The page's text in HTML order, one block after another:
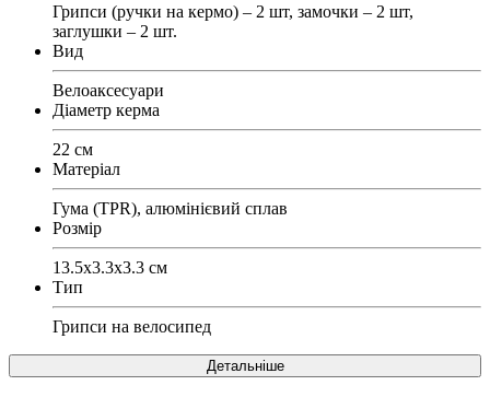
Грипси (ручки на кермо) – 2 шт, замочки – 2 шт,
заглушки – 2 шт.
Вид
Велоаксесуари
Діаметр керма
22 см
Матеріал
Гума (TPR), алюмінієвий сплав
Розмір
13.5х3.3х3.3 см
Тип
Грипси на велосипед
Детальніше